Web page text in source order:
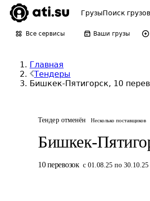
ГрузыПоиск грузов
Все сервисы Ваши грузы
Главная
Тендеры
Бишкек-Пятигорск, 10
Тендер отменён Несколько поставщиков
Бишкек-
10 перевозок с 01.08.25 по 30.10.25